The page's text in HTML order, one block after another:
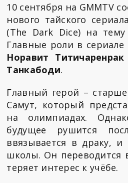
10 сентября на GMMTV
нового тайского сериала
(The Dark Dice) на
Главные роли в сериале
Норавит Титичаренрак
Танкабоди.
Главный герой –
Самут, который
на олимпиадах.
будущее рушится
ввязывается в драку,
школы. Он переводится
теряет интерес к учёбе.